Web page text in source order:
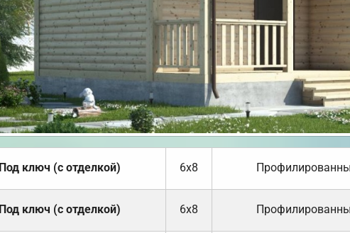
Под ключ (с отделкой) 6х8
Под ключ (с отделкой) 6х8